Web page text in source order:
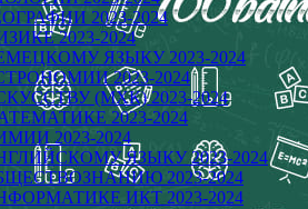
2023-2024
2023-2024
ЯЗЫКУ 2023-2024
2023-2024
(МХК) 2023-2024
2023-2024
2023-2024
АНГЛИЙСКОМУ ЯЗЫКУ 2023-2024
ОБЩЕСТВОЗНАНИЮ 2023-2024
ИКТ 2023-2024